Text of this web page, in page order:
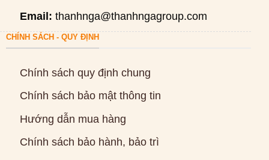
Email: thanhnga@thanhngagroup.com
CHÍNH SÁCH - QUY ĐỊNH
Chính sách quy định chung
Chính sách bảo mật thông tin
Hướng dẫn mua hàng
Chính sách bảo hành, bảo trì